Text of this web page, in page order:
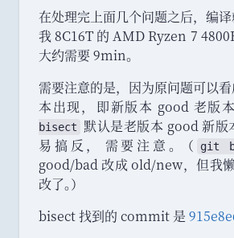
在处理完上面几个问题之后， 编
我 8C16T 的 AMD Ryzen 7
大约需要 9min。
需要注意的是， 因为原问题可以
本出现， 即新版本 good 老版
bisect 默认是老版本 good 新版
易搞反 ， 需要注意 。 （ git
good/bad 改成 old/new， 但我
改了。）
bisect 找到的 commit 是